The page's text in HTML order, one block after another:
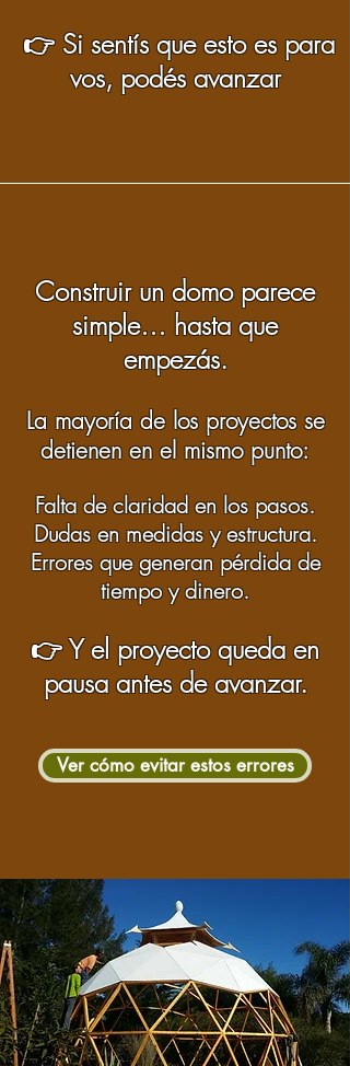
​👉 Si sentís que esto es para
vos, podés avanzar
Construir un domo parece
simple… hasta que
empezás.
La mayoría de los proyectos se
detienen en el mismo punto:
Falta de claridad en los pasos.
Dudas en medidas y estructura.
Errores que generan pérdida de
tiempo y dinero.
👉 Y el proyecto queda en
pausa antes de avanzar.
Ver cómo evitar estos errores